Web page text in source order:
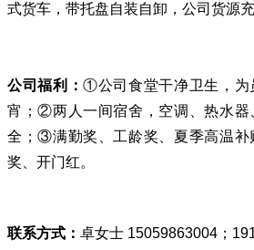
式货车，带托盘自装自卸，公司货源充
公司福利：①公司食堂干净卫生，为
宵；②两人一间宿舍，空调、热水器
全；③满勤奖、工龄奖、夏季高温补
奖、开门红。
联系方式： 卓女士 15059863004；